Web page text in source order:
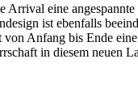
eine
ist ebenfalls
Anfang bis Ende
in diesem neuen